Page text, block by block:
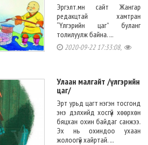
Эргэлт.мн сайт Жангар
редакцтай хамтран
“Үлгэрийн цаг” буланг
толилуулж байна. ...
2020-09-22 17:33:08,
Улаан малгайт /үлгэрийн
цаг/
Эрт урьд цагт нэгэн тосгонд
энэ дэлхийд хосгүй хөөрхөн
бяцхан охин байдаг санжээ.
Эх нь охиндоо ухаан
жолоогүй хайртай. ...